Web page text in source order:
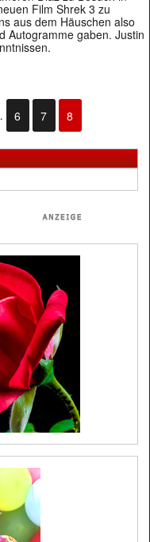
Film Shrek 3 zu
aus dem Häuschen also
Autogramme gaben. Justin
6 7 8